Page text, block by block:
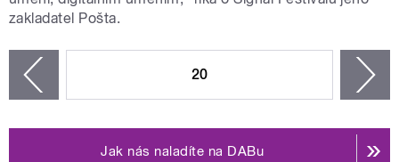
zakladatel Pošta.
20
Jak nás naladíte na DABu